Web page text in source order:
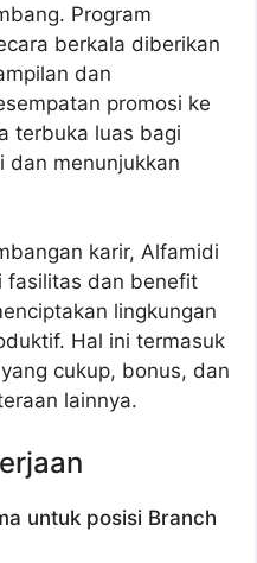
Program
berkala diberikan
dan
promosi ke
terbuka luas bagi
dan menunjukkan
karir, Alfamidi
fasilitas dan benefit
lingkungan
Hal ini termasuk
cukup, bonus, dan
lainnya.
untuk posisi Branch